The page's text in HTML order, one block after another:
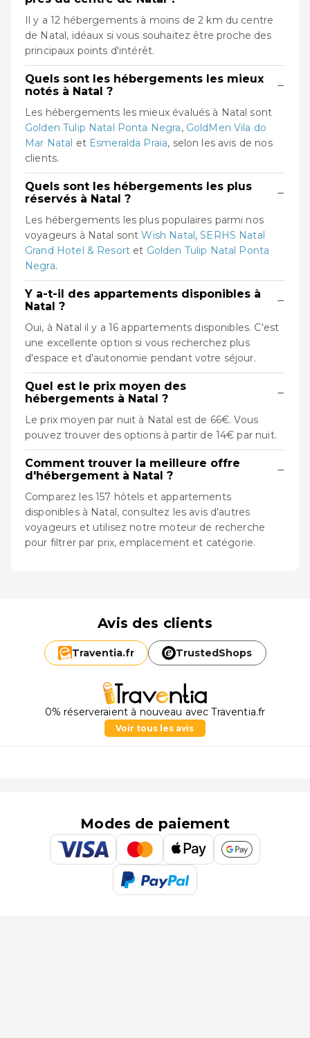
Il y a 12 hébergements à moins de 2 km du centre
de Natal, idéaux si vous souhaitez être proche des
principaux points d'intérêt.
Quels sont les hébergements les mieux
notés à Natal ?
−
Les hébergements les mieux évalués à Natal sont
Golden Tulip Natal Ponta Negra, GoldMen Vila do
Mar Natal et Esmeralda Praia, selon les avis de nos
clients.
Quels sont les hébergements les plus
réservés à Natal ?
−
Les hébergements les plus populaires parmi nos
voyageurs à Natal sontWish Natal,SERHS Natal
Grand Hotel & Resort et Golden Tulip Natal Ponta
Negra.
Y a-t-il des appartements disponibles à
Natal ?
−
Oui, à Natal il y a 16 appartements disponibles. C'est
une excellente option si vous recherchez plus
d'espace et d'autonomie pendant votre séjour.
Quel est le prix moyen des
hébergements à Natal ?
−
Le prix moyen par nuit à Natal est de 66€. Vous
pouvez trouver des options à partir de 14€ par nuit.
Comment trouver la meilleure offre
d'hébergement à Natal ?
−
Comparez les 157 hôtels et appartements
disponibles à Natal, consultez les avis d'autres
voyageurs et utilisez notre moteur de recherche
pour filtrer par prix, emplacement et catégorie.
Avis des clients
Traventia.fr TrustedShops
0% réserveraient à nouveau avec Traventia.fr
Voir tous les avis
Modes de paiement